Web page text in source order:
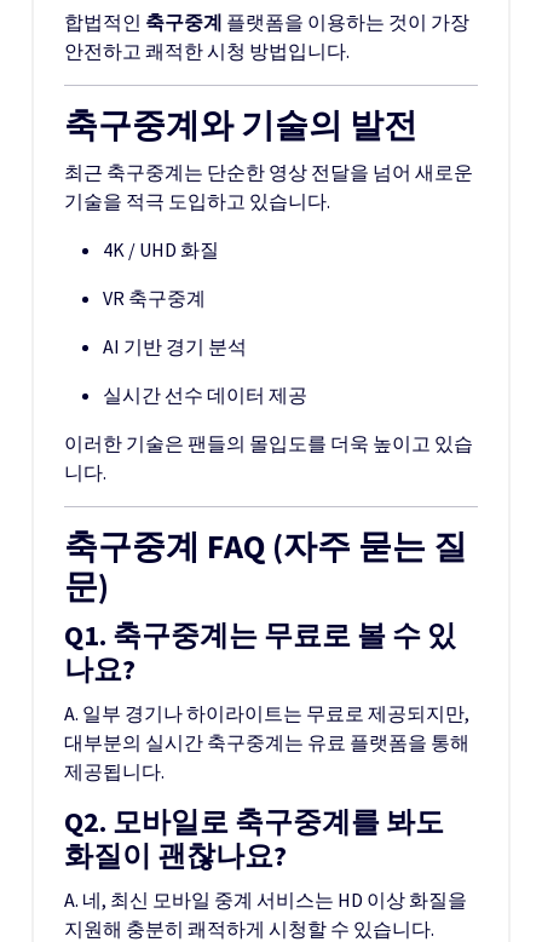
합법적인 축구중계 플랫폼을 이용하는 것이 가장
안전하고 쾌적한 시청 방법입니다.
축구중계와 기술의 발전
최근 축구중계는 단순한 영상 전달을 넘어 새로운
기술을 적극 도입하고 있습니다.
4K / UHD 화질
VR 축구중계
AI 기반 경기 분석
실시간 선수 데이터 제공
이러한 기술은 팬들의 몰입도를 더욱 높이고 있습
니다.
축구중계 FAQ (자주 묻는 질
문)
Q1. 축구중계는 무료로 볼 수 있
나요?
A. 일부 경기나 하이라이트는 무료로 제공되지만,
대부분의 실시간 축구중계는 유료 플랫폼을 통해
제공됩니다.
Q2. 모바일로 축구중계를 봐도
화질이 괜찮나요?
A. 네, 최신 모바일 중계 서비스는 HD 이상 화질을
지원해 충분히 쾌적하게 시청할 수 있습니다.